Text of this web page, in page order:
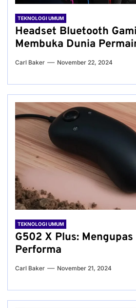
TEKNOLOGI UMUM
Headset Bluetooth
Membuka Dunia
Carl Baker November 22, 2024
TEKNOLOGI UMUM
G502 X Plus:
Performa
Carl Baker November 21, 2024